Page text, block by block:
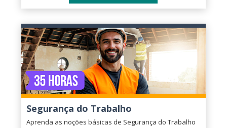
Segurança do Trabalho
Aprenda as noções básicas de Segurança do Trabalho